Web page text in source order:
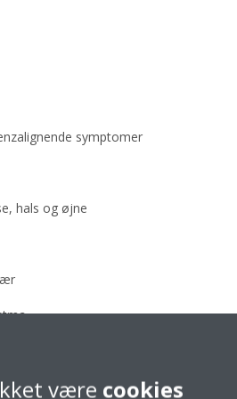
symptomer
hals og øjne
til kroniske symptomer og kroniske
i visse grupper, f.eks. små børn,
være cookies